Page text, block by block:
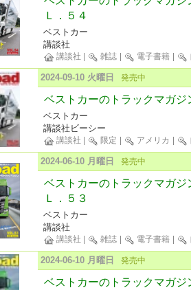
Ｌ．５４
ベストカー
講談社
講談社 雑誌 電子書籍
2024-09-10 火曜日 発売中
ベストカーのトラックマガ
ベストカー
講談社ビーシー
講談社 限定 アメリカ
2024-06-10 月曜日 発売中
ベストカーのトラックマガ
Ｌ．５３
ベストカー
講談社
講談社 雑誌 電子書籍
2024-06-10 月曜日 発売中
ベストカーのトラックマガ